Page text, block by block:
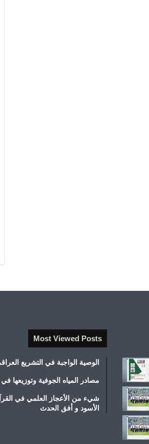
Most Viewed Posts
الوصية الواجبة في التشريع
مصادر المياه الجوفية وتوزيعها
شيء من الأعجاز العلمي في
الأسود و أفق الحدث